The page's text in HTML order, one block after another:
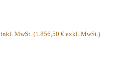
inkl. MwSt. (1.856,50 € exkl. MwSt.)